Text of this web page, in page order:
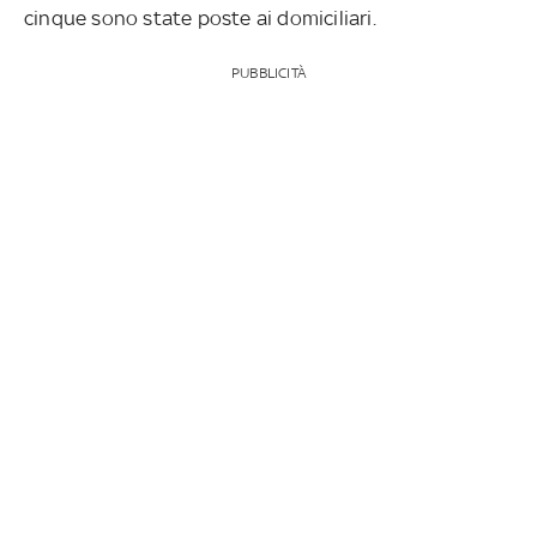
cinque sono state poste ai domiciliari.
PUBBLICITÀ